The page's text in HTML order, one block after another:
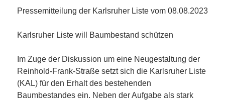
Pressemitteilung der Karlsruher Liste vom 08.08.2023
Karlsruher Liste will Baumbestand schützen
Im Zuge der Diskussion um eine Neugestaltung der
Reinhold-Frank-Straße setzt sich die Karlsruher Liste
(KAL) für den Erhalt des bestehenden
Baumbestandes ein. Neben der Aufgabe als stark